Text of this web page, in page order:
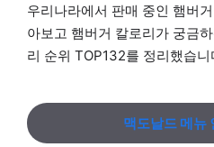
우리나라에서 판매 중인 햄버
아보고 햄버거 칼로리가 궁금
리 순위 TOP132를 정리했습니
맥도날드 메뉴